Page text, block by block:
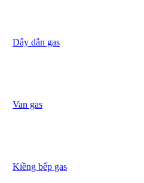
Dây dẫn gas
Van gas
Kiềng bếp gas